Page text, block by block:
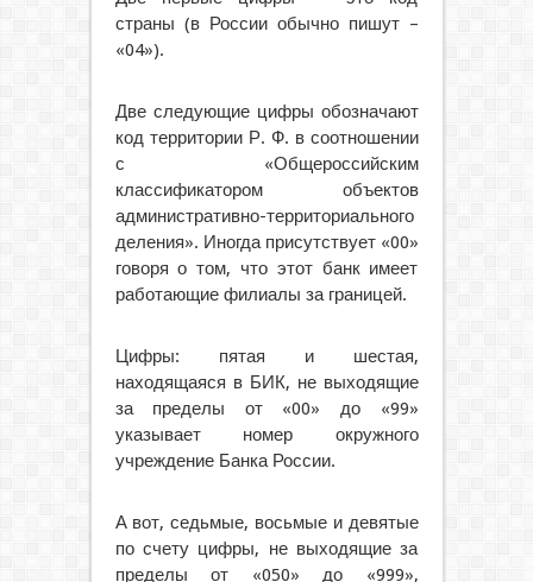
страны (в России обычно пишут –
«04»).
Две следующие цифры обозначают
код территории Р. Ф. в соотношении
с «Общероссийским
классификатором объектов
административно-территориального
деления». Иногда присутствует «00»
говоря о том, что этот банк имеет
работающие филиалы за границей.
Цифры: пятая и шестая,
находящаяся в БИК, не выходящие
за пределы от «00» до «99»
указывает номер окружного
учреждение Банка России.
А вот, седьмые, восьмые и девятые
по счету цифры, не выходящие за
пределы от «050» до «999»,